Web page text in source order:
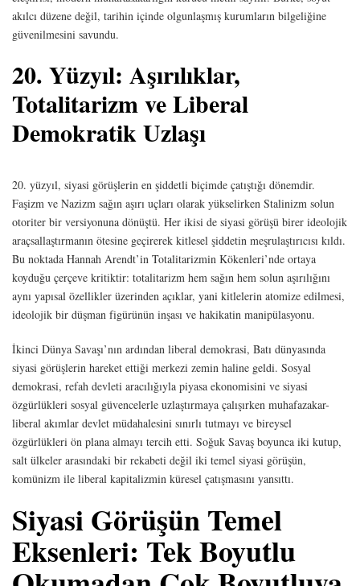
akılcı düzene değil, tarihin içinde olgunlaşmış kurumların bilgeliğine
güvenilmesini savundu.
20. Yüzyıl: Aşırılıklar,
Totalitarizm ve Liberal
Demokratik Uzlaşı
20. yüzyıl, siyasi görüşlerin en şiddetli biçimde çatıştığı dönemdir.
Faşizm ve Nazizm sağın aşırı uçları olarak yükselirken Stalinizm solun
otoriter bir versiyonuna dönüştü. Her ikisi de siyasi görüşü birer ideolojik
araçsallaştırmanın ötesine geçirerek kitlesel şiddetin meşrulaştırıcısı kıldı.
Bu noktada Hannah Arendt’in Totalitarizmin Kökenleri’nde ortaya
koyduğu çerçeve kritiktir: totalitarizm hem sağın hem solun aşırılığını
aynı yapısal özellikler üzerinden açıklar, yani kitlelerin atomize edilmesi,
ideolojik bir düşman figürünün inşası ve hakikatin manipülasyonu.
İkinci Dünya Savaşı’nın ardından liberal demokrasi, Batı dünyasında
siyasi görüşlerin hareket ettiği merkezi zemin haline geldi. Sosyal
demokrasi, refah devleti aracılığıyla piyasa ekonomisini ve siyasi
özgürlükleri sosyal güvencelerle uzlaştırmaya çalışırken muhafazakar-
liberal akımlar devlet müdahalesini sınırlı tutmayı ve bireysel
özgürlükleri ön plana almayı tercih etti. Soğuk Savaş boyunca iki kutup,
salt ülkeler arasındaki bir rekabeti değil iki temel siyasi görüşün,
komünizm ile liberal kapitalizmin küresel çatışmasını yansıttı.
Siyasi Görüşün Temel
Eksenleri: Tek Boyutlu